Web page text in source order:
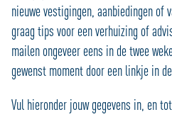
nieuwe vestigingen, aanbiedingen of
graag tips voor een verhuizing of
mailen ongeveer eens in de twee
gewenst moment door een linkje in
Vul hieronder jouw gegevens in, en